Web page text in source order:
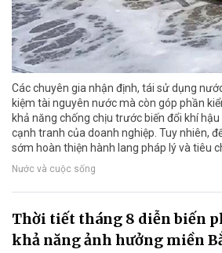
Các chuyên gia nhận định, tái sử dụng
kiệm tài nguyên nước mà còn góp phần
khả năng chống chịu trước biến đổi khí
cạnh tranh của doanh nghiệp. Tuy nhiên,
sớm hoàn thiện hành lang pháp lý và tiêu
Nước và cuộc sống
Thời tiết tháng 8 diễn biến
khả năng ảnh hưởng miền